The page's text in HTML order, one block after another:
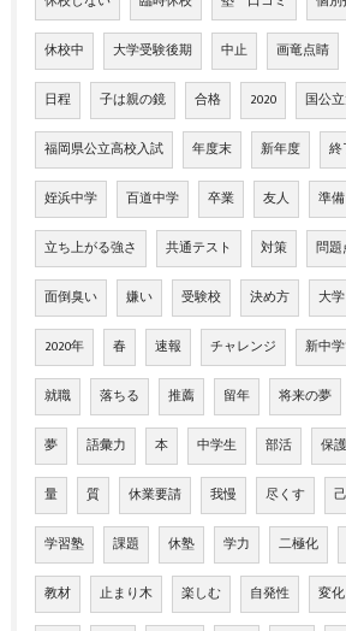
休校中 大学受験後期 中止 画竜点睛
日程 子は親の鏡 合格 2020 国公
福岡県公立高校入試 年度末 新年度 終
姪浜中学 百道中学 卒業 友人 準備
立ち上がる強さ 共通テスト 対策 問題
面倒臭い 嫌い 受験校 決め方 大学
2020年 春 速報 チャレンジ 新中
就職 落ちる 推薦 留年 将来の夢
夢 語彙力 本 中学生 部活 保
量 質 休業要請 我慢 尽くす 己
学習塾 課題 休塾 学力 二極化
教材 止まり木 楽しむ 自発性 変化